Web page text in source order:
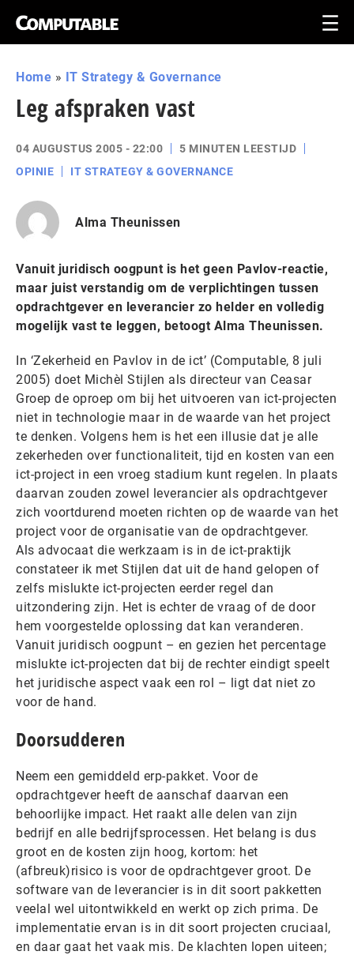
Home » IT Strategy & Governance
Leg afspraken vast
04 AUGUSTUS 2005 - 22:00
5 MINUTEN LEESTIJD
OPINIE
IT STRATEGY & GOVERNANCE
Alma Theunissen
Vanuit juridisch oogpunt is het geen Pavlov-reactie,
maar juist verstandig om de verplichtingen tussen
opdrachtgever en leverancier zo helder en volledig
mogelijk vast te leggen, betoogt Alma Theunissen.
In ‘Zekerheid en Pavlov in de ict’ (Computable, 8 juli
2005) doet Michèl Stijlen als directeur van Ceasar
Groep de oproep om bij het uitvoeren van ict-projecten
niet in technologie maar in de waarde van het project
te denken. Volgens hem is het een illusie dat je alle
zekerheden over functionaliteit, tijd en kosten van een
ict-project in een vroeg stadium kunt regelen. In plaats
daarvan zouden zowel leverancier als opdrachtgever
zich voortdurend moeten richten op de waarde van het
project voor de organisatie van de opdrachtgever.
Als advocaat die werkzaam is in de ict-praktijk
constateer ik met Stijlen dat uit de hand gelopen of
zelfs mislukte ict-projecten eerder regel dan
uitzondering zijn. Het is echter de vraag of de door
hem voorgestelde oplossing dat kan veranderen.
Vanuit juridisch oogpunt – en gezien het percentage
mislukte ict-projecten dat bij de rechter eindigt speelt
het juridische aspect vaak een rol – ligt dat niet zo
voor de hand.
Doorsudderen
Neem een gemiddeld erp-pakket. Voor de
opdrachtgever heeft de aanschaf daarvan een
behoorlijke impact. Het raakt alle delen van zijn
bedrijf en alle bedrijfsprocessen. Het belang is dus
groot en de kosten zijn hoog, kortom: het
(afbreuk)risico is voor de opdrachtgever groot. De
software van de leverancier is in dit soort pakketten
veelal wel uitontwikkeld en werkt op zich prima. De
implementatie ervan is in dit soort projecten cruciaal,
en daar gaat het vaak mis. De klachten lopen uiteen;